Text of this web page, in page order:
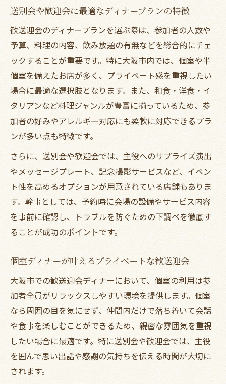
おしゃれ空間で楽しむ大阪の歓送迎会体験
おしゃれなディナー空間で歓送迎会の印象
アップ
大阪で叶うおしゃれディナーの実例を紹介
送別会や歓迎会に映えるディナー空間の選
び方
個室や夜景付きディナーでおしゃれを演出
梅田・天王寺のおしゃれディナー体験ポイ
ント
歓送迎会に最適なディナープランの選び方
ディナーで歓送迎会プランを選ぶ際の注意
点
大阪ホテルのディナープラン活用術を解説
個室付きディナープランが歓送迎会に人気
送別会歓迎会におすすめのディナー選び方
おしゃれディナープランで歓送迎会を特別
に
送別会や歓迎会に最適なディナープランの特徴
歓送迎会のディナープランを選ぶ際は、参加者の人数や
予算、料理の内容、飲み放題の有無などを総合的にチェ
ックすることが重要です。特に大阪市内では、個室や半
個室を備えたお店が多く、プライベート感を重視したい
場合に最適な選択肢となります。また、和食・洋食・イ
タリアンなど料理ジャンルが豊富に揃っているため、参
加者の好みやアレルギー対応にも柔軟に対応できるプラ
ンが多い点も特徴です。
さらに、送別会や歓迎会では、主役へのサプライズ演出
やメッセージプレート、記念撮影サービスなど、イベン
ト性を高めるオプションが用意されている店舗もありま
す。幹事としては、予約時に会場の設備やサービス内容
を事前に確認し、トラブルを防ぐための下調べを徹底す
ることが成功のポイントです。
個室ディナーが叶えるプライベートな歓送迎会
大阪市での歓送迎会ディナーにおいて、個室の利用は参
加者全員がリラックスしやすい環境を提供します。個室
なら周囲の目を気にせず、仲間内だけで落ち着いて会話
や食事を楽しむことができるため、親密な雰囲気を重視
したい場合に最適です。特に送別会や歓迎会では、主役
を囲んで思い出話や感謝の気持ちを伝える時間が大切に
されます。